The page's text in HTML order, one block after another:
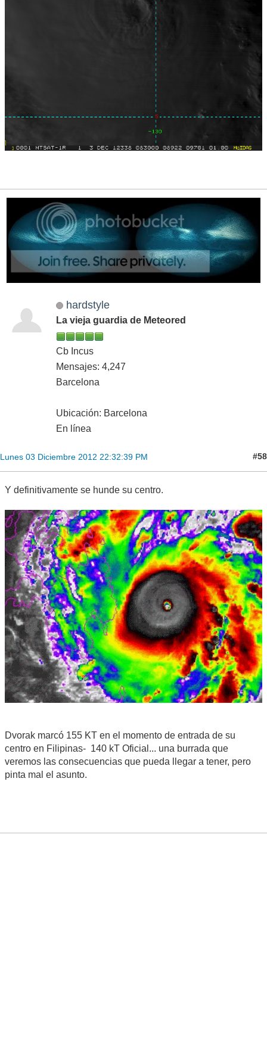
hardstyle
La vieja guardia de Meteored
Cb Incus
Mensajes: 4,247
Barcelona
Ubicación: Barcelona
En línea
Lunes 03 Diciembre 2012 22:32:39 PM #58
Y definitivamente se hunde su centro.
Dvorak marcó 155 KT en el momento de entrada de su
centro en Filipinas- 140 kT Oficial... una burrada que
veremos las consecuencias que pueda llegar a tener, pero
pinta mal el asunto.